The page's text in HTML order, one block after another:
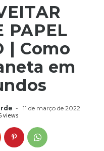
PAPEL
| Como
em
-
11 de março de 2022
views